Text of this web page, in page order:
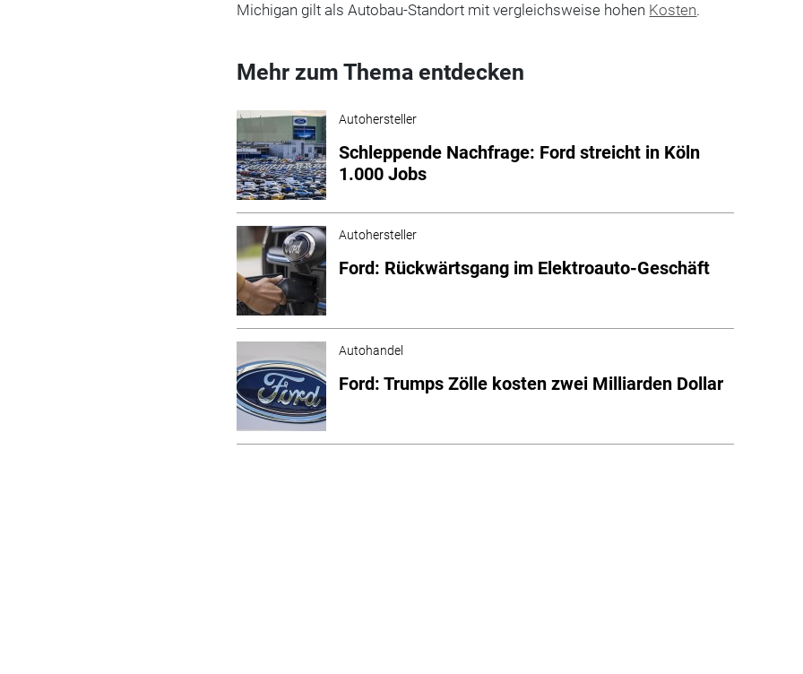
Michigan gilt als Autobau-Standort mit vergleichsweise hohen Kosten.
Mehr zum Thema entdecken
Autohersteller
Schleppende Nachfrage: Ford streicht in Köln
1.000 Jobs
Autohersteller
Ford: Rückwärtsgang im Elektroauto-Geschäft
Autohandel
Ford: Trumps Zölle kosten zwei Milliarden Dollar